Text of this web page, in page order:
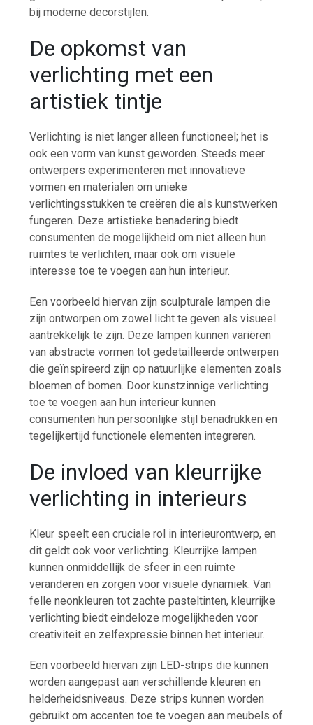
bij moderne decorstijlen.
De opkomst van
verlichting met een
artistiek tintje
Verlichting is niet langer alleen functioneel; het is
ook een vorm van kunst geworden. Steeds meer
ontwerpers experimenteren met innovatieve
vormen en materialen om unieke
verlichtingsstukken te creëren die als kunstwerken
fungeren. Deze artistieke benadering biedt
consumenten de mogelijkheid om niet alleen hun
ruimtes te verlichten, maar ook om visuele
interesse toe te voegen aan hun interieur.
Een voorbeeld hiervan zijn sculpturale lampen die
zijn ontworpen om zowel licht te geven als visueel
aantrekkelijk te zijn. Deze lampen kunnen variëren
van abstracte vormen tot gedetailleerde ontwerpen
die geïnspireerd zijn op natuurlijke elementen zoals
bloemen of bomen. Door kunstzinnige verlichting
toe te voegen aan hun interieur kunnen
consumenten hun persoonlijke stijl benadrukken en
tegelijkertijd functionele elementen integreren.
De invloed van kleurrijke
verlichting in interieurs
Kleur speelt een cruciale rol in interieurontwerp, en
dit geldt ook voor verlichting. Kleurrijke lampen
kunnen onmiddellijk de sfeer in een ruimte
veranderen en zorgen voor visuele dynamiek. Van
felle neonkleuren tot zachte pasteltinten, kleurrijke
verlichting biedt eindeloze mogelijkheden voor
creativiteit en zelfexpressie binnen het interieur.
Een voorbeeld hiervan zijn LED-strips die kunnen
worden aangepast aan verschillende kleuren en
helderheidsniveaus. Deze strips kunnen worden
gebruikt om accenten toe te voegen aan meubels of